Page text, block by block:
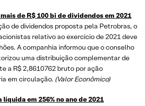
de R$ 100 bi de dividendos em 2021
de dividendos proposta pela Petrobras, o
relativo ao exercício de 2021 deve
A companhia informou que o conselho
uma distribuição complementar de
a R$ 2,8610762 bruto por ação
em circulação. (Valor Econômico)
em 256% no ano de 2021